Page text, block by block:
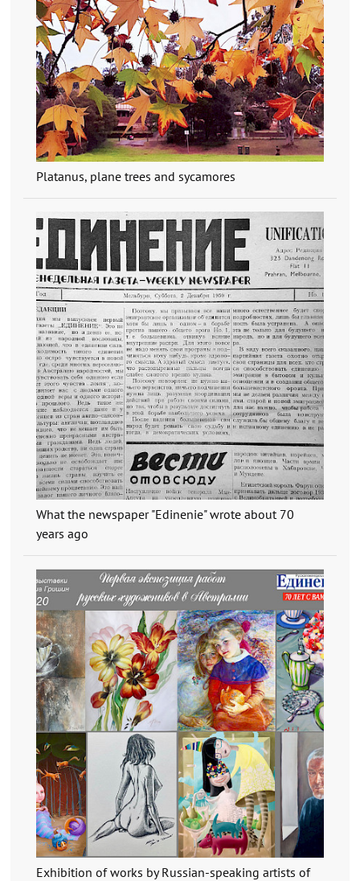
Platanus, plane trees and sycamores
What the newspaper "Edinenie" wrote about 70
years ago
Exhibition of works by Russian-speaking artists of